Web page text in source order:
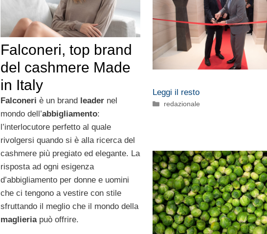
Leggi il resto
Categorie
redazionale
Falconeri, top brand
del cashmere Made
in Italy
Falconeri è un brand leadernel
mondo dell’abbigliamento:
l’interlocutore perfetto al quale
rivolgersi quando si è alla ricerca del
cashmere più pregiato ed elegante. La
risposta ad ogni esigenza
d’abbigliamento per donne e uomini
che ci tengono a vestire con stile
sfruttando il meglio che il mondo della
maglieriapuò offrire.